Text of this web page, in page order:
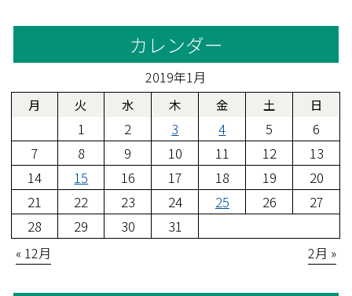
カレンダー
2019年1月
月 火 水 木 金 土 日
1 2 3 4 5
6
7
8 9 10 11 12
13
14
15 16 17 18 19
20
21
22 23 24 25 26
27
28
29 30
31
« 12月
2月 »